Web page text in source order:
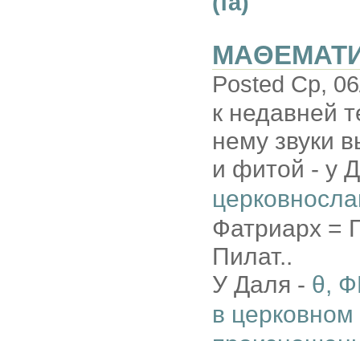
Posted Ср,
к недавней
нему звуки
и фитой - у
Фатриарх =
Пилат..
У Даля - θ,
в церковном